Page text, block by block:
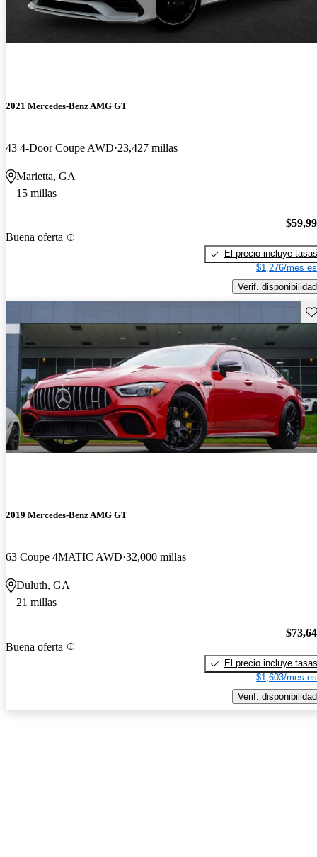
2021 Mercedes-Benz AMG GT
43 4-Door Coupe AWD 23,427 millas
Marietta, GA
15 millas
Buena oferta
El precio incluye tasas
$1,276/mes
Verif. disponibilidad
2019 Mercedes-Benz AMG GT
63 Coupe 4MATIC AWD 32,000 millas
Duluth, GA
21 millas
Buena oferta
El precio incluye tasas
$1,603/mes
Verif. disponibilidad